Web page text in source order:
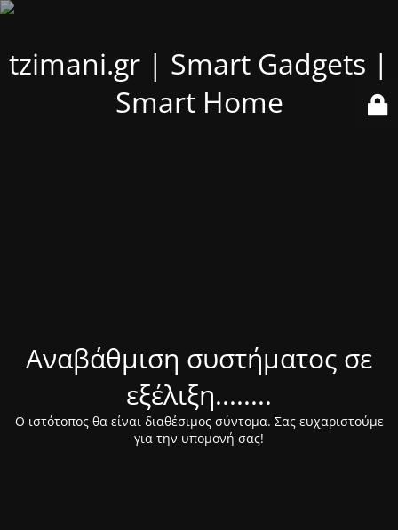
tzimani.gr | Smart Gadgets |
Smart Home
Αναβάθμιση συστήματος σε
εξέλιξη........
Ο ιστότοπος θα είναι διαθέσιμος σύντομα. Σας ευχαριστούμε
για την υπομονή σας!